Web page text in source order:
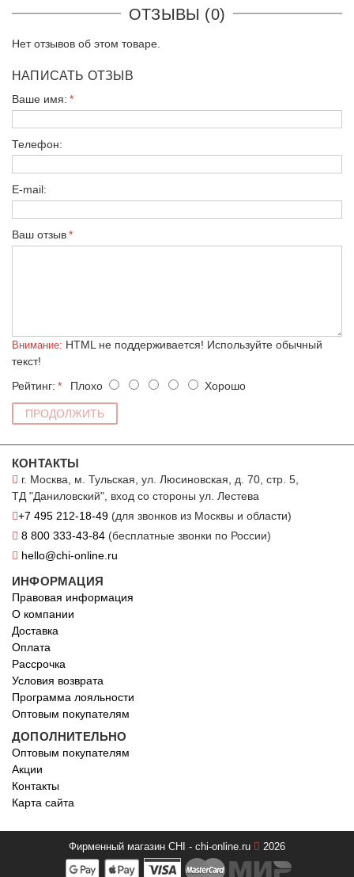
ОТЗЫВЫ (0)
Нет отзывов об этом товаре.
НАПИСАТЬ ОТЗЫВ
Ваше имя:
Телефон:
E-mail:
Ваш отзыв
Внимание: HTML не поддерживается! Используйте обычный
текст!
Рейтинг:
Плохо Хорошо
ПРОДОЛЖИТЬ
КОНТАКТЫ
г. Москва, м. Тульская, ул. Люсиновская, д. 70, стр. 5,
ТД "Даниловский", вход со стороны ул. Лестева
+7 495 212-18-49 (для звонков из Москвы и области)
8 800 333-43-84 (бесплатные звонки по России)
hello@chi-online.ru
ИНФОРМАЦИЯ
Правовая информация
О компании
Доставка
Оплата
Рассрочка
Условия возврата
Программа лояльности
Оптовым покупателям
ДОПОЛНИТЕЛЬНО
Оптовым покупателям
Акции
Контакты
Карта сайта
Фирменный магазин CHI - chi-online.ru 2026